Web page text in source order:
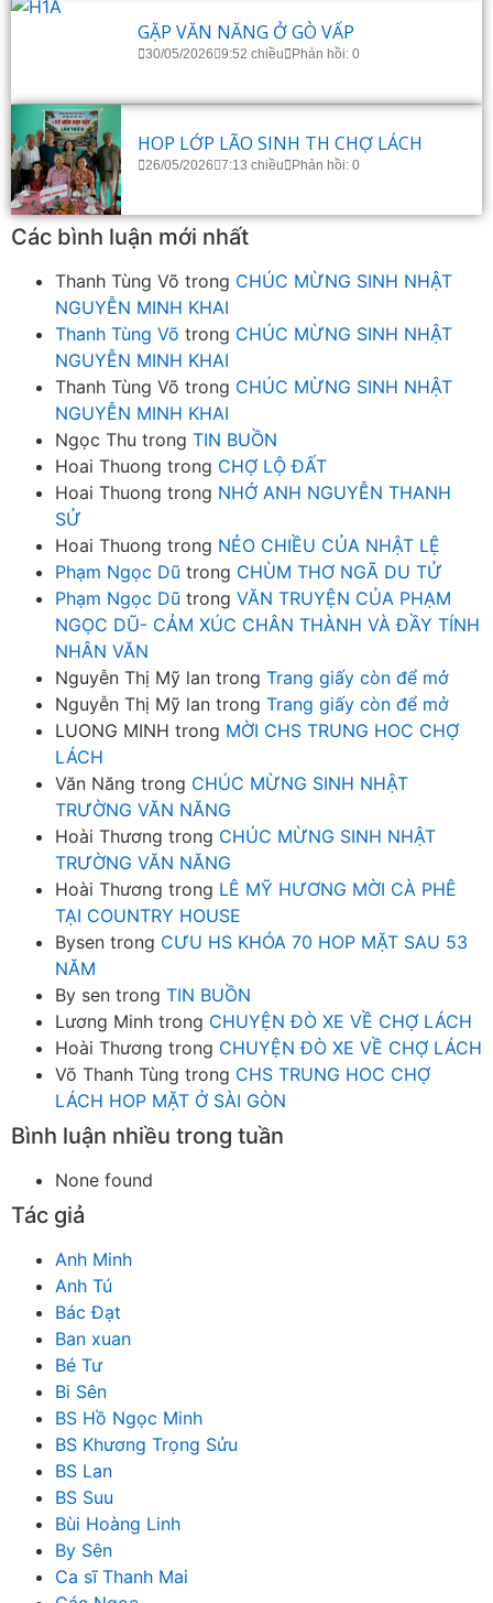
GẶP VĂN NĂNG Ở GÒ VẤP
30/05/2026 9:52 chiều Phản hồi: 0
HOP LỚP LÃO SINH TH CHỢ LÁCH
26/05/2026 7:13 chiều Phản hồi: 0
Các bình luận mới nhất
Thanh Tùng Võ trong CHÚC MỪNG SINH NHẬT
NGUYỄN MINH KHAI
Thanh Tùng Võ trong CHÚC MỪNG SINH NHẬT
NGUYỄN MINH KHAI
Thanh Tùng Võ trong CHÚC MỪNG SINH NHẬT
NGUYỄN MINH KHAI
Ngọc Thu trong TIN BUỒN
Hoai Thuong trong CHỢ LỘ ĐẤT
Hoai Thuong trong NHỚ ANH NGUYỄN THANH
SỬ
Hoai Thuong trong NẺO CHIỀU CỦA NHẬT LỆ
Phạm Ngọc Dũ trong CHÙM THƠ NGÃ DU TỬ
Phạm Ngọc Dũ trong VĂN TRUYỆN CỦA PHẠM
NGỌC DŨ- CẢM XÚC CHÂN THÀNH VÀ ĐẦY TÍNH
NHÂN VĂN
Nguyễn Thị Mỹ lan trong Trang giấy còn để mở
Nguyễn Thị Mỹ lan trong Trang giấy còn để mở
LUONG MINH trong MỜI CHS TRUNG HOC CHỢ
LÁCH
Văn Năng trong CHÚC MỪNG SINH NHẬT
TRƯỜNG VĂN NĂNG
Hoài Thương trong CHÚC MỪNG SINH NHẬT
TRƯỜNG VĂN NĂNG
Hoài Thương trong LÊ MỸ HƯƠNG MỜI CÀ PHÊ
TẠI COUNTRY HOUSE
Bysen trong CƯU HS KHÓA 70 HOP MẶT SAU 53
NĂM
By sen trong TIN BUỒN
Lương Minh trong CHUYỆN ĐÒ XE VỀ CHỢ LÁCH
Hoài Thương trong CHUYỆN ĐÒ XE VỀ CHỢ LÁCH
Võ Thanh Tùng trong CHS TRUNG HOC CHỢ
LÁCH HOP MẶT Ở SÀI GÒN
Bình luận nhiều trong tuần
None found
Tác giả
Anh Minh
Anh Tú
Bác Đạt
Ban xuan
Bé Tư
Bi Sên
BS Hồ Ngọc Minh
BS Khương Trọng Sửu
BS Lan
BS Suu
Bùi Hoàng Linh
By Sên
Ca sĩ Thanh Mai